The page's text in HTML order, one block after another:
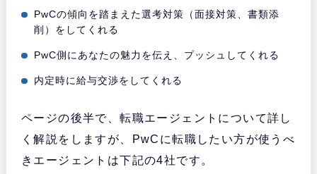
PwCの傾向を踏まえた選考対策（面接対策、書類添
削）をしてくれる
PwC側にあなたの魅力を伝え、プッシュしてくれる
内定時に給与交渉をしてくれる
ページの後半で、転職エージェントについて詳し
く解説をしますが、PwCに転職したい方が使うべ
きエージェントは下記の4社です。